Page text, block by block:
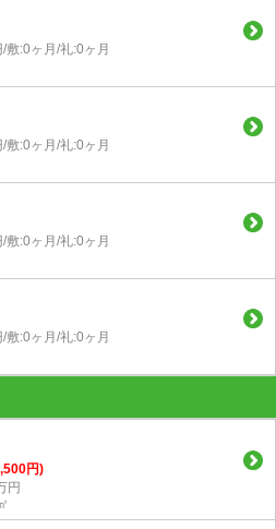
敷:0ヶ月/礼:0ヶ月
敷:0ヶ月/礼:0ヶ月
敷:0ヶ月/礼:0ヶ月
敷:0ヶ月/礼:0ヶ月
円)
円